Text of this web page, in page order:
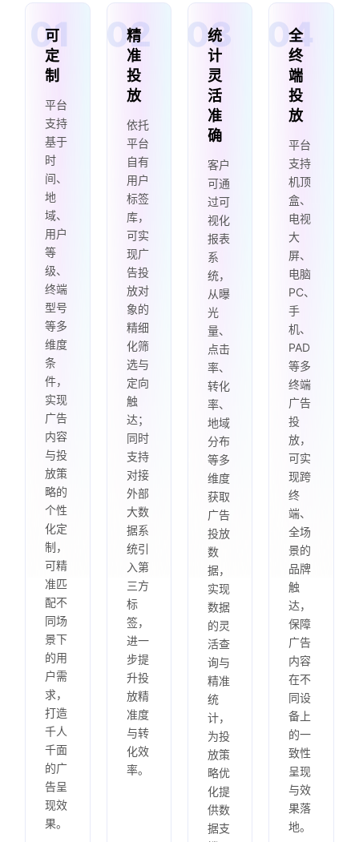
可
定
制
平台
支持
基于
时
间、
地
域、
用户
等
级、
终端
型号
等多
维度
条
件，
实现
广告
内容
与投
放策
略的
个性
化定
制，
可精
准匹
配不
同场
景下
的用
户需
求，
打造
千人
千面
的广
告呈
现效
果。
精
准
投
放
依托
平台
自有
用户
标签
库，
可实
现广
告投
放对
象的
精细
化筛
选与
定向
触
达；
同时
支持
对接
外部
大数
据系
统引
入第
三方
标
签，
进一
步提
升投
放精
准度
与转
化效
率。
统
计
灵
活
准
确
客户
可通
过可
视化
报表
系
统，
从曝
光
量、
点击
率、
转化
率、
地域
分布
等多
维度
获取
广告
投放
数
据，
实现
数据
的灵
活查
询与
精准
统
计，
为投
放策
略优
化提
供数
据支
全
终
端
投
放
平台
支持
机顶
盒、
电视
大
屏、
电脑
PC、
手
机、
PAD
等多
终端
广告
投
放，
可实
现跨
终
端、
全场
景的
品牌
触
达，
保障
广告
内容
在不
同设
备上
的一
致性
呈现
与效
果落
地。